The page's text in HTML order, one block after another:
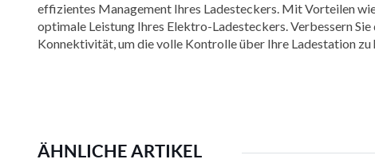
effizientes Management Ihres Ladesteckers. Mit Vorteilen
optimale Leistung Ihres Elektro-Ladesteckers. Verbessern
Konnektivität, um die volle Kontrolle über Ihre Ladestation zu
ÄHNLICHE ARTIKEL